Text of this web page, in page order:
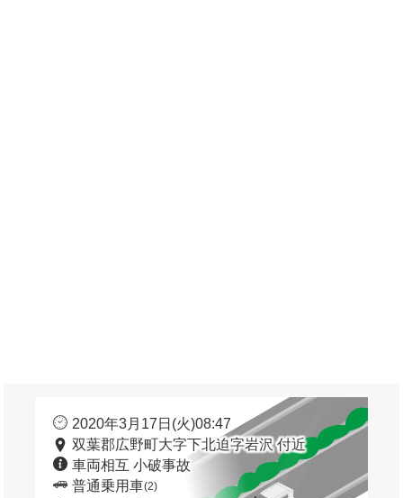
2020年3月17日(火)08:47
双葉郡広野町大字下北迫字岩沢 付近
車両相互 小破事故
普通乗用車(2)